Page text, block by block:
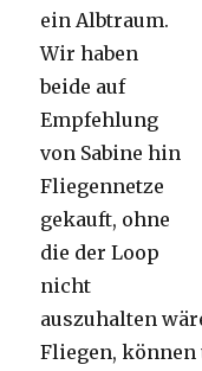
ein Albtraum.
Wir haben
beide auf
Empfehlung
von Sabine hin
Fliegennetze
gekauft, ohne
die der Loop
nicht
auszuhalten
Fliegen,